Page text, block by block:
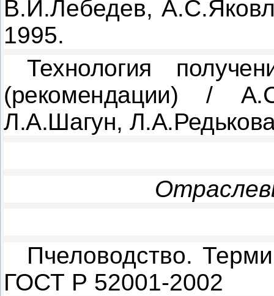
В.И.Лебедев,
1995.
Технология
(рекомендации) /
Л.А.Шагун,
Пчеловодство.
ГОСТ Р 52001-2002